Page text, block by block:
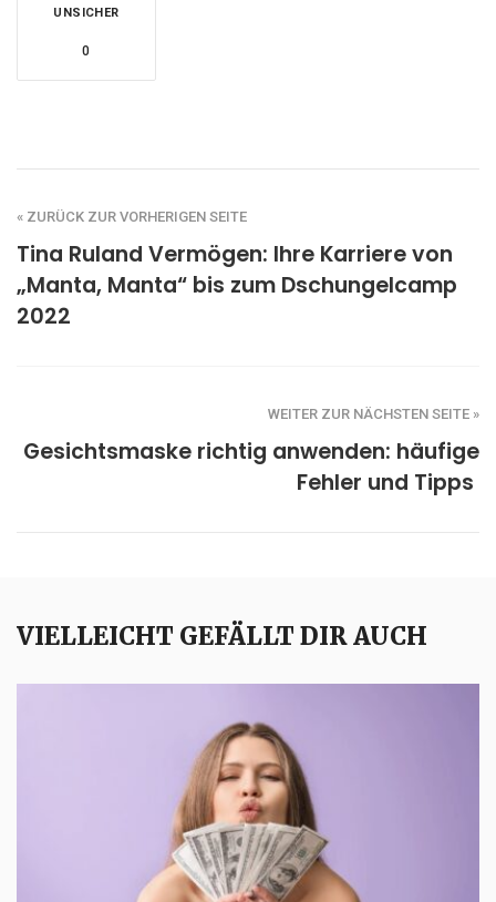
UNSICHER
0
« ZURÜCK ZUR VORHERIGEN SEITE
Tina Ruland Vermögen: Ihre Karriere von
„Manta, Manta“ bis zum Dschungelcamp
2022
WEITER ZUR NÄCHSTEN SEITE »
Gesichtsmaske richtig anwenden: häufige
Fehler und Tipps
VIELLEICHT GEFÄLLT DIR AUCH